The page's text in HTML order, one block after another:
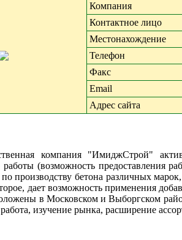
Компания
Контактное лицо
Местонахождение
Телефон
Факс
Email
Адрес сайта
компания "ИмиджСтрой"
работы (возможность предоставления
по производству бетона различных
дает возможность применения
в Московском и Выборгском
работа, изучение рынка, расширение